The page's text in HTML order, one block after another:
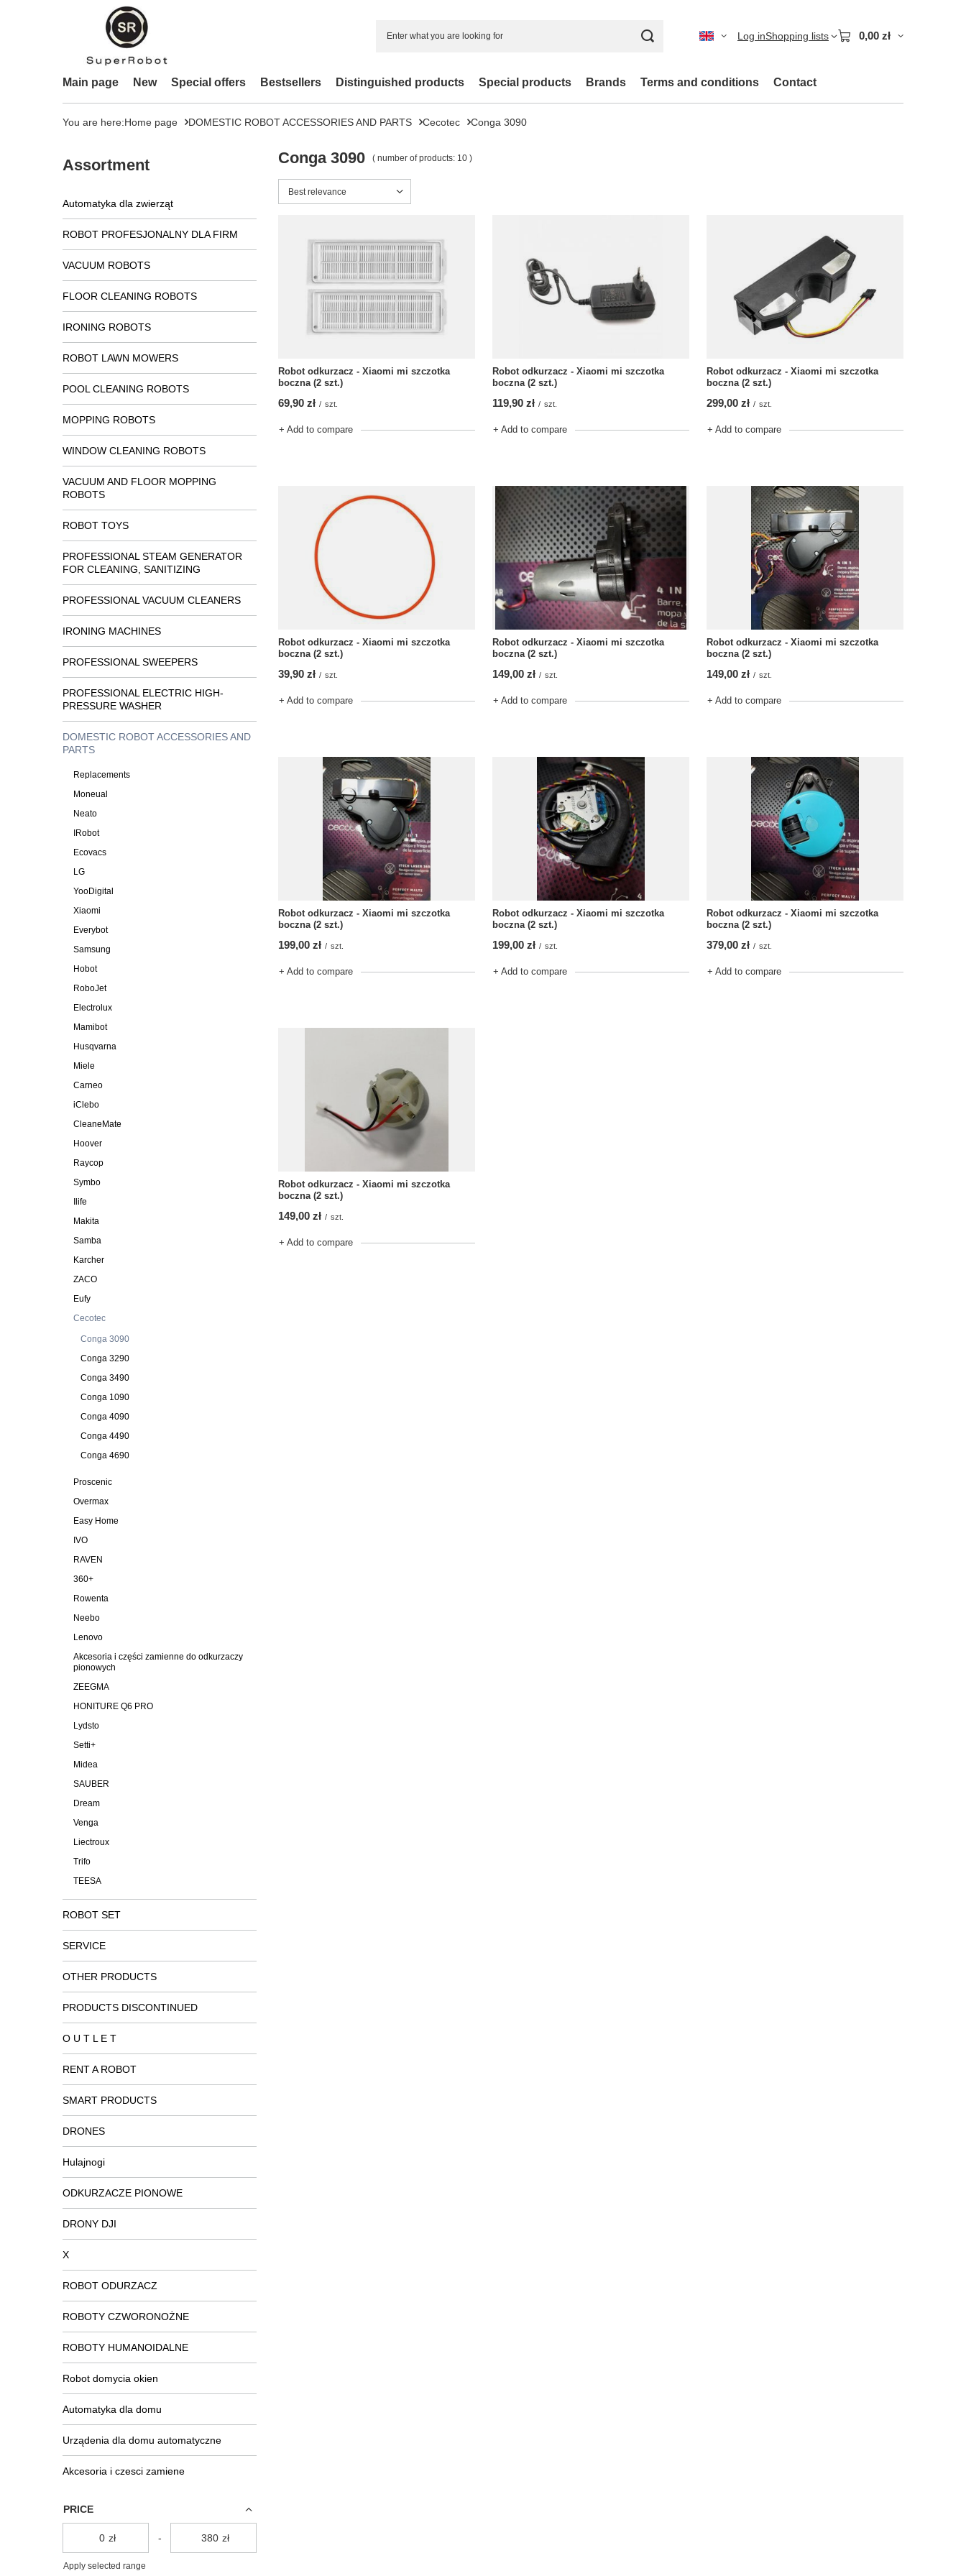
Log inShopping lists 0,00 zł
Main page New Special offers Bestsellers Distinguished products Special products Brands Terms and conditions Contact
You are here:Home page DOMESTIC ROBOT ACCESSORIES AND PARTS Cecotec Conga 3090
Assortment
Automatyka dla zwierząt
ROBOT PROFESJONALNY DLA FIRM
VACUUM ROBOTS
FLOOR CLEANING ROBOTS
IRONING ROBOTS
ROBOT LAWN MOWERS
POOL CLEANING ROBOTS
MOPPING ROBOTS
WINDOW CLEANING ROBOTS
VACUUM AND FLOOR MOPPING
ROBOTS
ROBOT TOYS
PROFESSIONAL STEAM GENERATOR
FOR CLEANING, SANITIZING
PROFESSIONAL VACUUM CLEANERS
IRONING MACHINES
PROFESSIONAL SWEEPERS
PROFESSIONAL ELECTRIC HIGH-
PRESSURE WASHER
DOMESTIC ROBOT ACCESSORIES AND
PARTS
Replacements
Moneual
Neato
IRobot
Ecovacs
LG
YooDigital
Xiaomi
Everybot
Samsung
Hobot
RoboJet
Electrolux
Mamibot
Husqvarna
Miele
Carneo
iClebo
CleaneMate
Hoover
Raycop
Symbo
Ilife
Makita
Samba
Karcher
ZACO
Eufy
Cecotec
Conga 3090
Conga 3290
Conga 3490
Conga 1090
Conga 4090
Conga 4490
Conga 4690
Proscenic
Overmax
Easy Home
IVO
RAVEN
360+
Rowenta
Neebo
Lenovo
Akcesoria i części zamienne do odkurzaczy
pionowych
ZEEGMA
HONITURE Q6 PRO
Lydsto
Setti+
Midea
SAUBER
Dream
Venga
Liectroux
Trifo
TEESA
ROBOT SET
SERVICE
OTHER PRODUCTS
PRODUCTS DISCONTINUED
O U T L E T
RENT A ROBOT
SMART PRODUCTS
DRONES
Hulajnogi
ODKURZACZE PIONOWE
DRONY DJI
X
ROBOT ODURZACZ
ROBOTY CZWORONOŻNE
ROBOTY HUMANOIDALNE
Robot domycia okien
Automatyka dla domu
Urządenia dla domu automatyczne
Akcesoria i czesci zamiene
PRICE
zł - zł
Apply selected range
Conga 3090 ( number of products: 10 )
Change sorting
Best relevance
Robot odkurzacz - Xiaomi mi szczotka
boczna (2 szt.)
69,90 zł / szt.
+ Add to compare
Robot odkurzacz - Xiaomi mi szczotka
boczna (2 szt.)
119,90 zł / szt.
+ Add to compare
Robot odkurzacz - Xiaomi mi szczotka
boczna (2 szt.)
299,00 zł / szt.
+ Add to compare
Robot odkurzacz - Xiaomi mi szczotka
boczna (2 szt.)
39,90 zł / szt.
+ Add to compare
Robot odkurzacz - Xiaomi mi szczotka
boczna (2 szt.)
149,00 zł / szt.
+ Add to compare
Robot odkurzacz - Xiaomi mi szczotka
boczna (2 szt.)
149,00 zł / szt.
+ Add to compare
Robot odkurzacz - Xiaomi mi szczotka
boczna (2 szt.)
199,00 zł / szt.
+ Add to compare
Robot odkurzacz - Xiaomi mi szczotka
boczna (2 szt.)
199,00 zł / szt.
+ Add to compare
Robot odkurzacz - Xiaomi mi szczotka
boczna (2 szt.)
379,00 zł / szt.
+ Add to compare
Robot odkurzacz - Xiaomi mi szczotka
boczna (2 szt.)
149,00 zł / szt.
+ Add to compare